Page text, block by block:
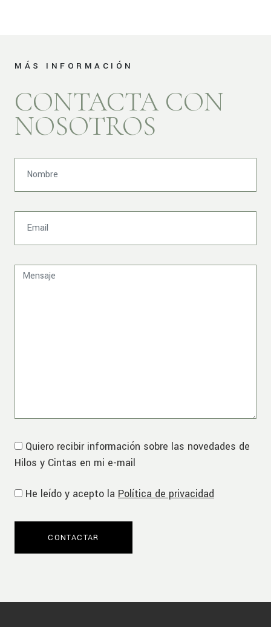
MÁS INFORMACIÓN
CONTACTA CON
NOSOTROS
Quiero recibir información sobre las novedades de
Hilos y Cintas en mi e-mail
He leído y acepto la Política de privacidad